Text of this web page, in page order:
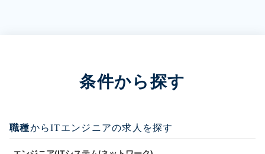
条件から探す
職種からITエンジニアの求人を探す